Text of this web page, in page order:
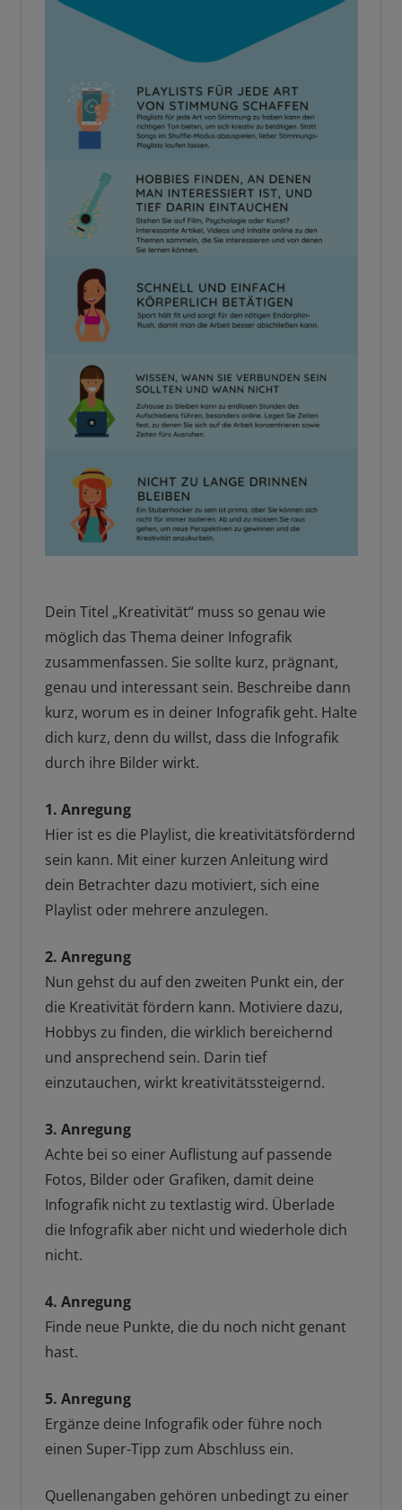
Dein Titel „Kreativität“ muss so genau wie
möglich das Thema deiner Infografik
zusammenfassen. Sie sollte kurz, prägnant,
genau und interessant sein. Beschreibe dann
kurz, worum es in deiner Infografik geht. Halte
dich kurz, denn du willst, dass die Infografik
durch ihre Bilder wirkt.
1. Anregung
Hier ist es die Playlist, die kreativitätsfördernd
sein kann. Mit einer kurzen Anleitung wird
dein Betrachter dazu motiviert, sich eine
Playlist oder mehrere anzulegen.
2. Anregung
Nun gehst du auf den zweiten Punkt ein, der
die Kreativität fördern kann. Motiviere dazu,
Hobbys zu finden, die wirklich bereichernd
und ansprechend sein. Darin tief
einzutauchen, wirkt kreativitätssteigernd.
3. Anregung
Achte bei so einer Auflistung auf passende
Fotos, Bilder oder Grafiken, damit deine
Infografik nicht zu textlastig wird. Überlade
die Infografik aber nicht und wiederhole dich
nicht.
4. Anregung
Finde neue Punkte, die du noch nicht genant
hast.
5. Anregung
Ergänze deine Infografik oder führe noch
einen Super-Tipp zum Abschluss ein.
Quellenangaben gehören unbedingt zu einer